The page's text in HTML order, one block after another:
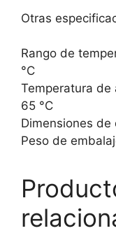
Otras
Rango de
°C
Temperatura de
65 °C
Dimensiones de
Peso de